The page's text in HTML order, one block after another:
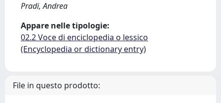
Pradi, Andrea
Appare nelle tipologie:
02.2 Voce di enciclopedia o lessico
(Encyclopedia or dictionary entry)
File in questo prodotto: